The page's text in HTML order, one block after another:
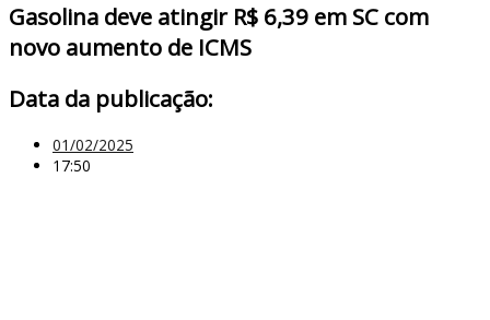
Gasolina deve atingir R$ 6,39 em SC com
novo aumento de ICMS
Data da publicação:
01/02/2025
17:50